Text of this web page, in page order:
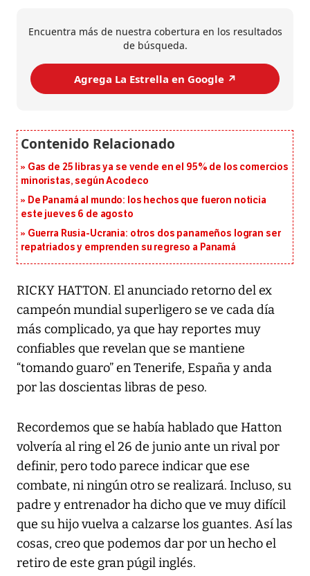
Encuentra más de nuestra cobertura en los resultados
de búsqueda.
Agrega La Estrella en Google ↗️
Gas de 25 libras ya se vende en el 95% de los comercios
minoristas, según Acodeco
De Panamá al mundo: los hechos que fueron noticia
este jueves 6 de agosto
Guerra Rusia-Ucrania: otros dos panameños logran ser
repatriados y emprenden su regreso a Panamá
RICKY HATTON. El anunciado retorno del ex
campeón mundial superligero se ve cada día
más complicado, ya que hay reportes muy
confiables que revelan que se mantiene
“tomando guaro” en Tenerife, España y anda
por las doscientas libras de peso.
Recordemos que se había hablado que Hatton
volvería al ring el 26 de junio ante un rival por
definir, pero todo parece indicar que ese
combate, ni ningún otro se realizará. Incluso, su
padre y entrenador ha dicho que ve muy difícil
que su hijo vuelva a calzarse los guantes. Así las
cosas, creo que podemos dar por un hecho el
retiro de este gran púgil inglés.